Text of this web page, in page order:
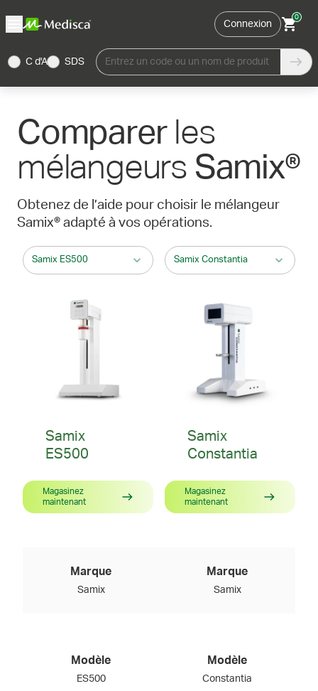
Connexion
0
C d'A SDS Entrez un code ou un nom de produit
Comparer les
mélangeurs Samix®
Obtenez de l’aide pour choisir le mélangeur
Samix® adapté à vos opérations.
Samix ES500 Samix Constantia
Samix
ES500
Magasinez
maintenant
Samix
Constantia
Magasinez
maintenant
Marque
Samix
Marque
Samix
Modèle
ES500
Modèle
Constantia